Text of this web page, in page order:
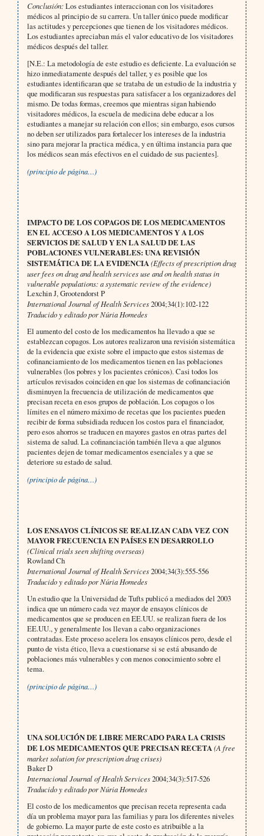
Conclusión:Los estudiantes interaccionan con los visitadores
médicos al principio de su carrera. Un taller único puede modificar
las actitudes y percepciones que tienen de los visitadores médicos.
Los estudiantes apreciaban más el valor educativo de los visitadores
médicos después del taller.
[N.E.: La metodología de este estudio es deficiente. La evaluación se
hizo inmediatamente después del taller, y es posible que los
estudiantes identificaran que se trataba de un estudio de la industria y
que modificaran sus respuestas para satisfacer a los organizadores del
mismo. De todas formas, creemos que mientras sigan habiendo
visitadores médicos, la escuela de medicina debe educar a los
estudiantes a manejar su relación con ellos; sin embargo, esos cursos
no deben ser utilizados para fortalecer los intereses de la industria
sino para mejorar la practica médica, y en última instancia para que
los médicos sean más efectivos en el cuidado de sus pacientes].
(principio de página…)
IMPACTO DE LOS COPAGOS DE LOS MEDICAMENTOS
EN EL ACCESO A LOS MEDICAMENTOS Y A LOS
SERVICIOS DE SALUD Y EN LA SALUD DE LAS
POBLACIONES VULNERABLES: UNA REVISIÓN
SISTEMÁTICA DE LA EVIDENCIA(Effects of prescription drug
user fees on drug and health services use and on health status in
vulnerable populations: a systematic review of the evidence)
Lexchin J, Grootendorst P
International Journal of Health Services2004;34(1):102-122
Traducido y editado por Núria Homedes
El aumento del costo de los medicamentos ha llevado a que se
establezcan copagos. Los autores realizaron una revisión sistemática
de la evidencia que existe sobre el impacto que estos sistemas de
cofinanciamiento de los medicamentos tienen en las poblaciones
vulnerables (los pobres y los pacientes crónicos). Casi todos los
artículos revisados coinciden en que los sistemas de cofinanciación
disminuyen la frecuencia de utilización de medicamentos que
precisan receta en esos grupos de población. Los copagos o los
límites en el número máximo de recetas que los pacientes pueden
recibir de forma subsidiada reducen los costos para el financiador,
pero esos ahorros se traducen en mayores gastos en otras partes del
sistema de salud. La cofinanciación también lleva a que algunos
pacientes dejen de tomar medicamentos esenciales y a que se
deteriore su estado de salud.
(principio de página…)
LOS ENSAYOS CLÍNICOS SE REALIZAN CADA VEZ CON
MAYOR FRECUENCIA EN PAÍSES EN DESARROLLO
(Clinical trials seen shifting overseas)
Rowland Ch
International Journal of Health Services2004;34(3):555-556
Traducido y editado por Núria Homedes
Un estudio que la Universidad de Tufts publicó a mediados del 2003
indica que un número cada vez mayor de ensayos clínicos de
medicamentos que se producen en EE.UU. se realizan fuera de los
EE.UU., y generalmente los llevan a cabo organizaciones
contratadas. Este proceso acelera los ensayos clínicos pero, desde el
punto de vista ético, lleva a cuestionarse si se está abusando de
poblaciones más vulnerables y con menos conocimiento sobre el
tema.
(principio de página…)
UNA SOLUCIÓN DE LIBRE MERCADO PARA LA CRISIS
DE LOS MEDICAMENTOS QUE PRECISAN RECETA(A free
market solution for prescription drug crises)
Baker D
Internacional Journal of Health Services2004;34(3):517-526
Traducido y editado por Núria Homedes
El costo de los medicamentos que precisan receta representa cada
día un problema mayor para las familias y para los diferentes niveles
de gobierno. La mayor parte de este costo es atribuible a la